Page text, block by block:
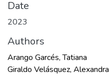
Date
2023
Authors
Arango Garcés, Tatiana
Giraldo Velásquez, Alexandra